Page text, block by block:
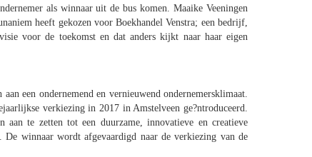
als winnaar uit de bus komen. Maaike Veeningen
heeft gekozen voor Boekhandel Venstra; een bedrijf,
voor de toekomst en dat anders kijkt naar haar eigen
een ondernemend en vernieuwend ondernemersklimaat.
verkiezing in 2017 in Amstelveen ge?ntroduceerd.
te zetten tot een duurzame, innovatieve en creatieve
winnaar wordt afgevaardigd naar de verkiezing van de